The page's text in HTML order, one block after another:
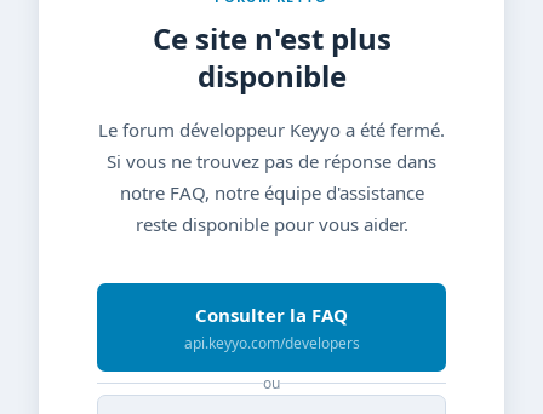
Ce site n'est plus
disponible
Le forum développeur Keyyo a été fermé.
Si vous ne trouvez pas de réponse dans
notre FAQ, notre équipe d'assistance
reste disponible pour vous aider.
Consulter la FAQ
api.keyyo.com/developers
ou